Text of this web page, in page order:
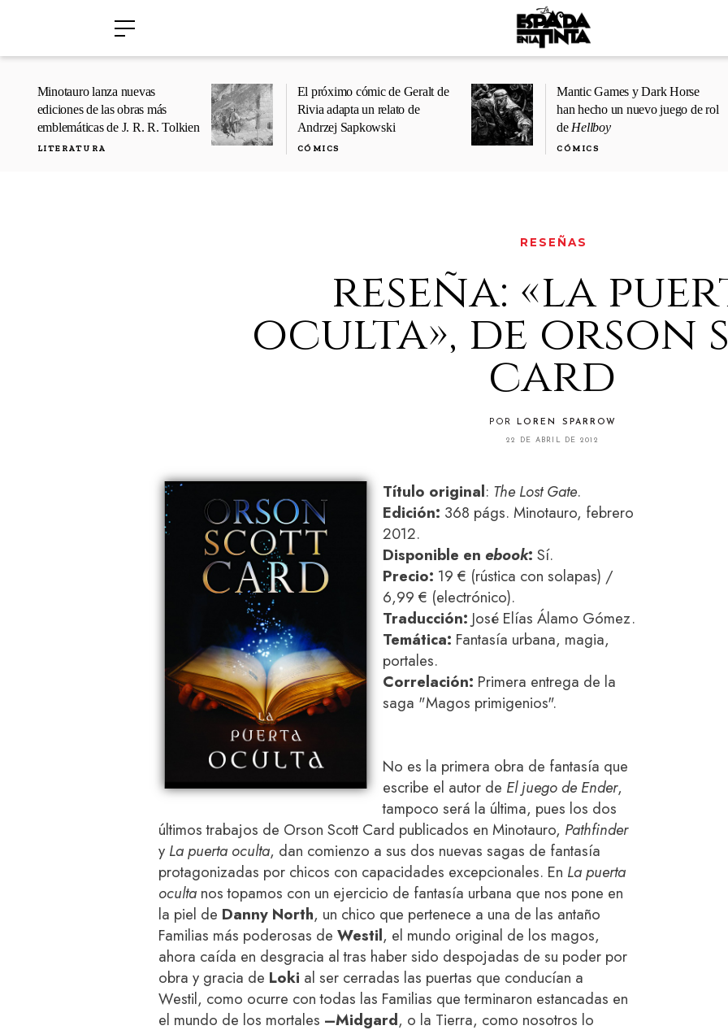
Minotauro lanza nuevas
ediciones de las obras más
emblemáticas de J. R. R. Tolkien
LITERATURA
El próximo cómic de Geralt de
Rivia adapta un relato de
Andrzej Sapkowski
CÓMICS
Mantic Games y Dark Horse
han hecho un nuevo juego de rol
de Hellboy
CÓMICS
RESEÑAS
reseña: «la
oculta», de orson
card
POR LOREN SPARROW
22 DE ABRIL DE 2012
Título original: The Lost Gate.
Edición: 368 págs. Minotauro, febrero
2012.
Disponible en ebook: Sí.
Precio: 19 € (rústica con solapas) /
6,99 € (electrónico).
Traducción: José Elías Álamo Gómez.
Temática: Fantasía urbana, magia,
portales.
Correlación: Primera entrega de la
saga "Magos primigenios".
No es la primera obra de fantasía que
escribe el autor de El juego de Ender,
tampoco será la última, pues los dos
últimos trabajos de Orson Scott Card publicados en Minotauro, Pathfinder
y La puerta oculta, dan comienzo a sus dos nuevas sagas de fantasía
protagonizadas por chicos con capacidades excepcionales. En La puerta
oculta nos topamos con un ejercicio de fantasía urbana que nos pone en
la piel de Danny North, un chico que pertenece a una de las antaño
Familias más poderosas de Westil, el mundo original de los magos,
ahora caída en desgracia al tras haber sido despojadas de su poder por
obra y gracia de Loki al ser cerradas las puertas que conducían a
Westil, como ocurre con todas las Familias que terminaron estancadas en
el mundo de los mortales –Midgard, o la Tierra, como nosotros lo
›